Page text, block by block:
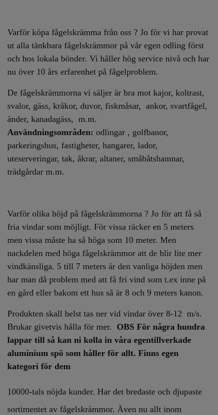
Varför köpa fågelskrämma från oss ? Jo för vi har provat
ut alla tänkbara fågelskrämmor på vår egen odling först
och hos lokala bönder. Vi håller hög service nivå och har
nu över 10 års erfarenhet på fågelproblem.
De fågelskrämmorna vi säljer är bra mot kajor, koltrast,
svalor, gäss, kråkor, duvor, fiskmåsar, ankor, svartfågel,
änder, kanadagäss, m.m.
Användningsområden: odlingar , golfbanor,
parkeringshus, fastigheter, hangarer, lador,
uteserveringar, tak, åkrar, altaner, småbåtshamnar,
trädgårdar m.m.
Varför olika höjd på fågelskrämmorna ? Jo för att få så
fria vindar som möjligt. För vissa räcker en 5 meters
men vissa måste ha så höga som 10 meter. Men
nackdelen med höga fågelskrämmor att de blir lite mer
vindkänsliga. 5 till 7 meters är den vanliga höjden men
har man då problem med att få fri vind som t.ex inne på
en gård eller bakom ett hus så är 8 och 9 meters kanon.
Produkten skall helst tas ner vid vindar över 8-12 m/s.
Brukar givetvis hålla för mer. OBS För några hundra
lappar till så kan ni kolla in våra egentillverkade
aluminium spö som håller för allt. Finns egen
kategori för dem
10000-tals nöjda kunder. Har det bredaste och djupaste
sortimentet av fågelskrämmor. Även nu allt inom